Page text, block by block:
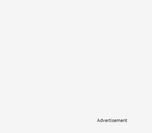
Advertisement